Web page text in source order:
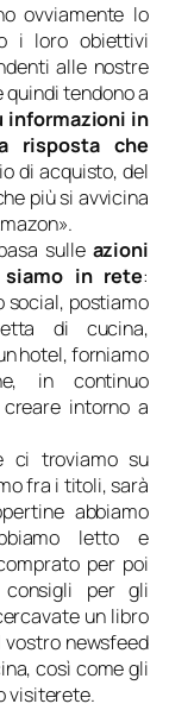
ovviamente lo
i loro obiettivi
alle nostre
quindi tendono a
informazioni in
risposta che
di acquisto, del
più si avvicina
».
sulleazioni
in rete:
social, postiamo
di cucina,
hotel, forniamo
in continuo
intorno a
ci troviamo su
fra i titoli, sarà
abbiamo
letto e
per poi
per gli
un libro
newsfeed
così come gli
visiterete.